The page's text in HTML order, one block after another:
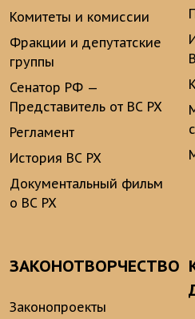
Комитеты и комиссии
Фракции и депутатские
группы
Сенатор РФ —
Представитель от ВС РХ
Регламент
История ВС РХ
Документальный фильм
о ВС РХ
ЗАКОНОТВОРЧЕСТВО
Законопроекты